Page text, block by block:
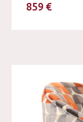
859 €